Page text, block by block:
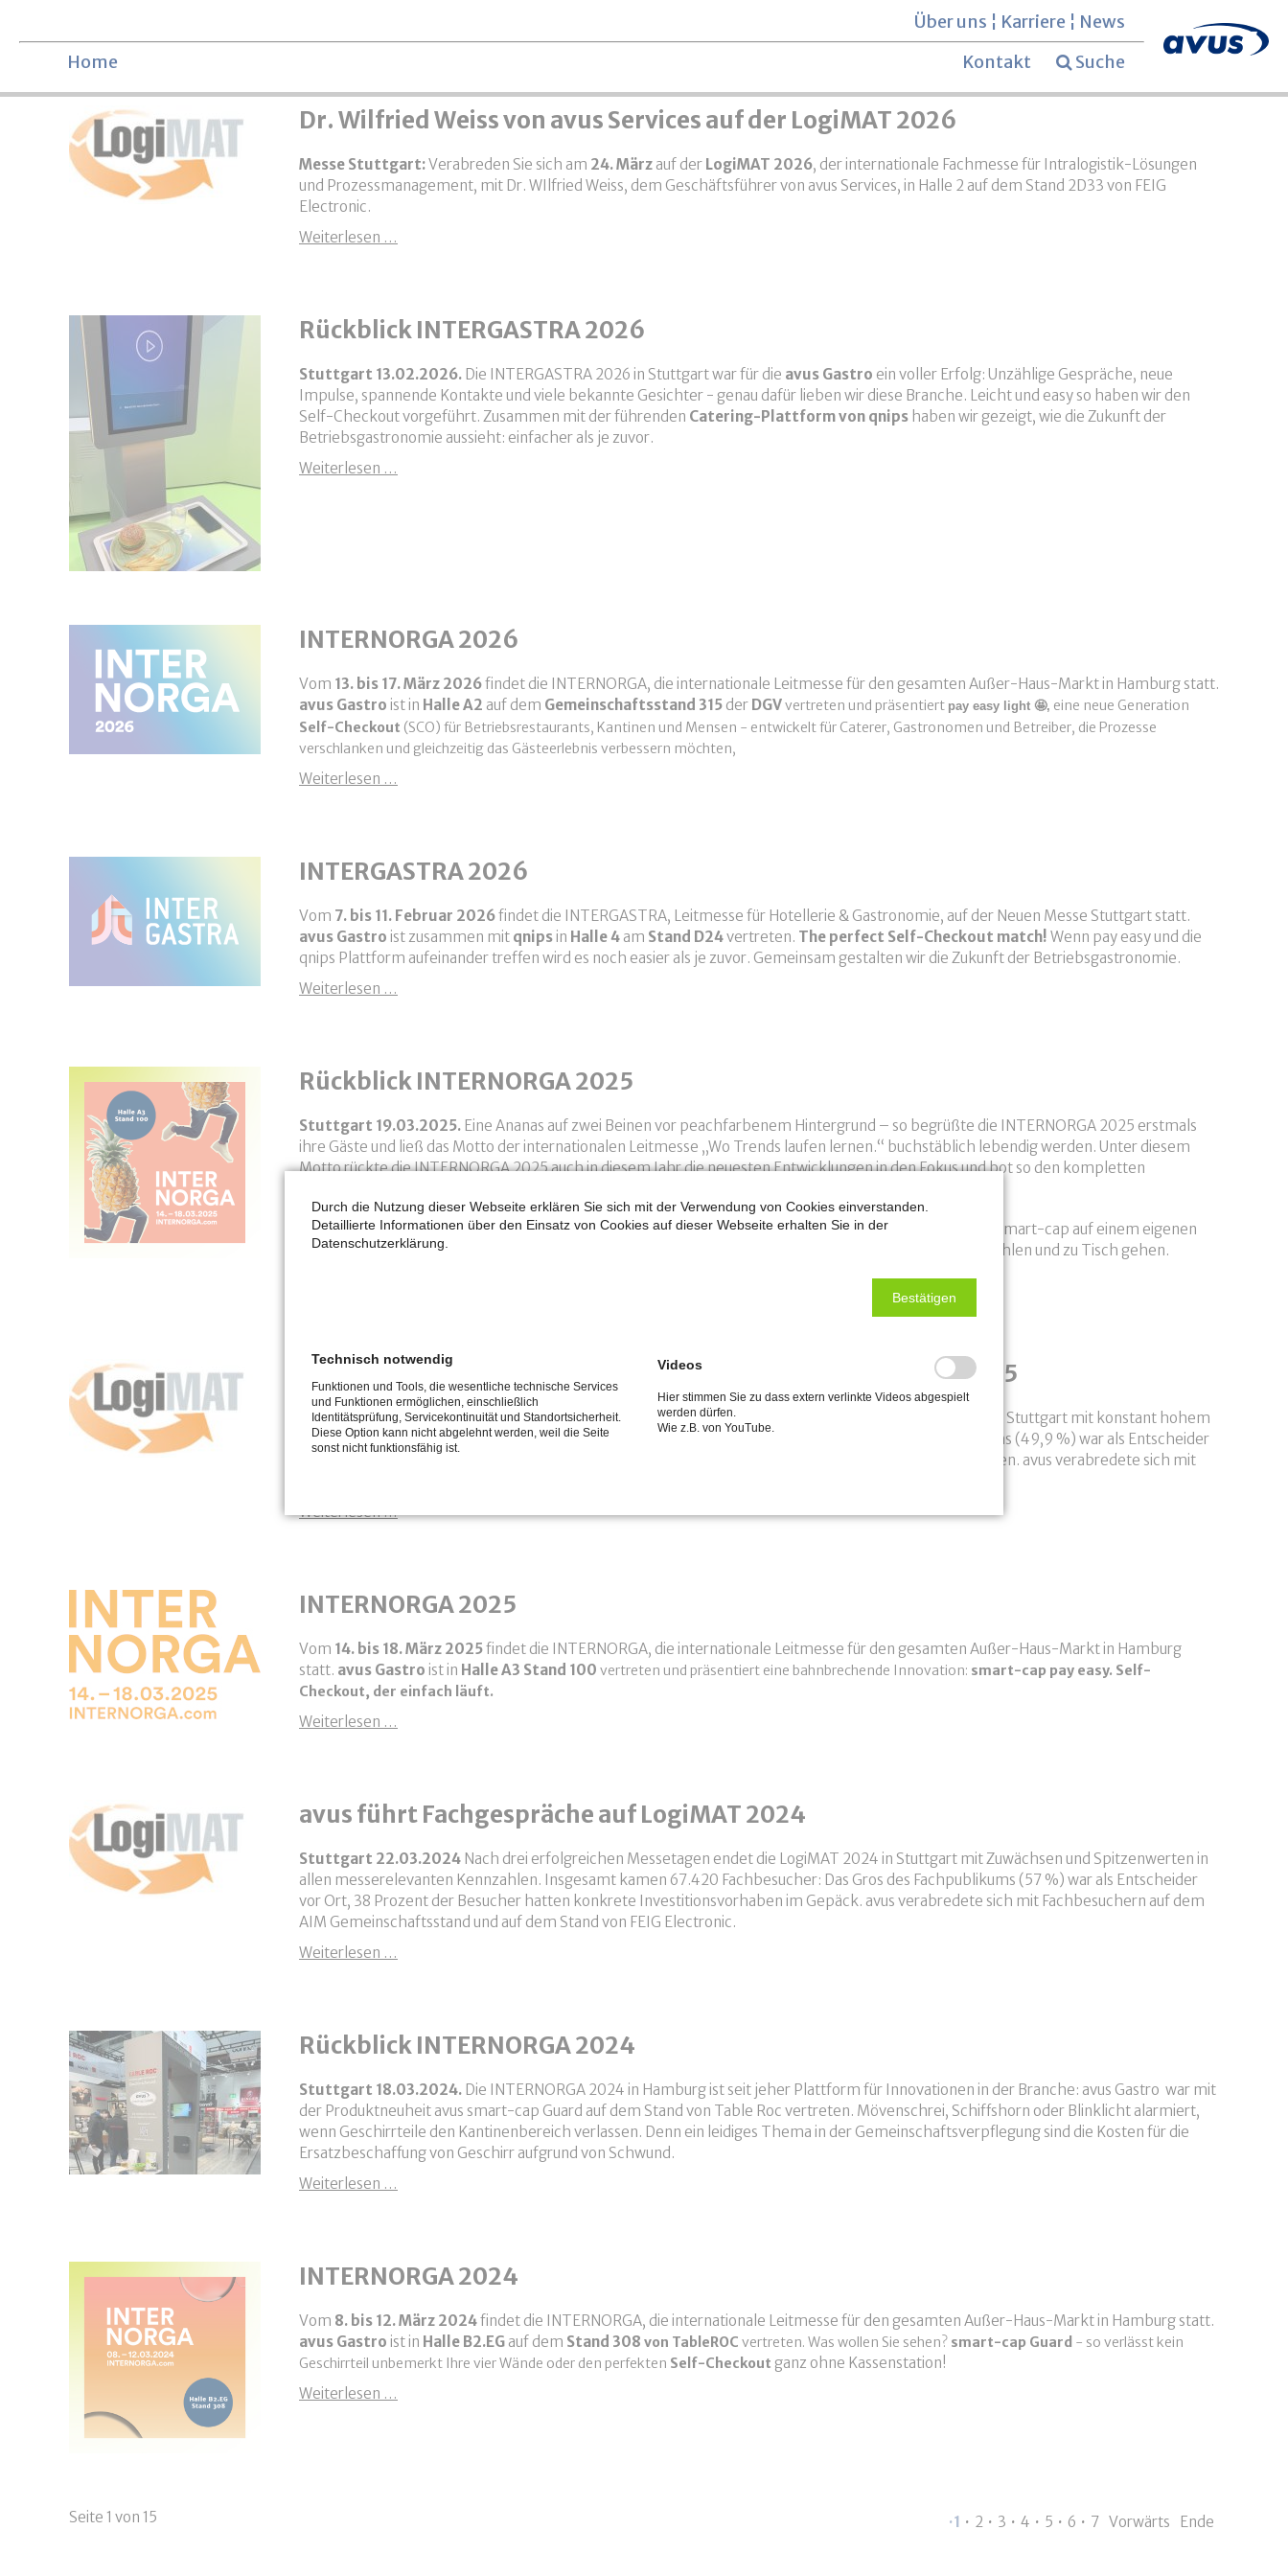
Über uns ¦ Karriere ¦ News
Navigation überspringen
Home Kontakt Suche
Dr. Wilfried Weiss von avus Services auf der LogiMAT 2026
Messe Stuttgart:Verabreden Sie sich am 24. März auf der LogiMAT 2026, der internationale Fachmesse für Intralogistik-Lösungen
und Prozessmanagement, mit Dr. WIlfried Weiss, dem Geschäftsführer von avus Services, in Halle 2 auf dem Stand 2D33 von FEIG
Electronic.
Weiterlesen …
Rückblick INTERGASTRA 2026
Stuttgart 13.02.2026. Die INTERGASTRA 2026 in Stuttgart war für die avus Gastro ein voller Erfolg: Unzählige Gespräche, neue
Impulse, spannende Kontakte und viele bekannte Gesichter - genau dafür lieben wir diese Branche. Leicht und easy so haben wir den
Self-Checkout vorgeführt. Zusammen mit der führenden Catering-Plattform von qnips haben wir gezeigt, wie die Zukunft der
Betriebsgastronomie aussieht: einfacher als je zuvor.
Weiterlesen …
INTERNORGA 2026
Vom 13. bis 17. März 2026findet die INTERNORGA, die internationale Leitmesse für den gesamten Außer-Haus-Markt in Hamburg statt.
avus Gastro ist in Halle A2 auf dem Gemeinschaftsstand 315 der DGVvertreten und präsentiert pay easy light 🤩, eine neue Generation
Self-Checkout (SCO) für Betriebsrestaurants, Kantinen und Mensen - entwickelt für Caterer, Gastronomen und Betreiber, die Prozesse
verschlanken und gleichzeitig das Gästeerlebnis verbessern möchten,
Weiterlesen …
INTERGASTRA 2026
Vom 7. bis 11. Februar 2026findet die INTERGASTRA, Leitmesse für Hotellerie & Gastronomie, auf der Neuen Messe Stuttgart statt.
avus Gastro ist zusammen mit qnips in Halle 4 am Stand D24vertreten. The perfect Self-Checkout match! Wenn pay easy und die
qnips Plattform aufeinander treffen wird es noch easier als je zuvor. Gemeinsam gestalten wir die Zukunft der Betriebsgastronomie.
Weiterlesen …
Rückblick INTERNORGA 2025
Stuttgart 19.03.2025. Eine Ananas auf zwei Beinen vor peachfarbenem Hintergrund – so begrüßte die INTERNORGA 2025 erstmals
ihre Gäste und ließ das Motto der internationalen Leitmesse „Wo Trends laufen lernen.“ buchstäblich lebendig werden. Unter diesem
Motto rückte die INTERNORGA 2025 auch in diesem Jahr die neuesten Entwicklungen in den Fokus und bot so den kompletten
Unter dem Motto "Let's meet for the future" war avus Gastro dieses Jahr mit der neuesten Variante von smart-cap auf einem eigenen
Messestand vertreten: Einfach Essen holen, an avus smart-cap pay easy vorbei laufen, automatisch bezahlen und zu Tisch gehen.
avus trifft Fachbesucher und Lieferanten auf der LogiMAT 2025
Stuttgart 14.03.2025Nach drei spannenden und erfolgreichen Messetagen endet die LogiMAT 2025 in Stuttgart mit konstant hohem
Publikumszuspruch. Insgesamt kamen 67.719 Fachbesucher (2024: 67.420). Die Hälft des Fachpublikums (49,9 %) war als Entscheider
vor Ort, 36,4 Prozent der Besucher informierten sich vor dem Hintergrund konkreter Investitionsvorhaben. avus verabredete sich mit
Weiterlesen …avus trifft Fachbesucher und Lieferanten auf der LogiMAT 2025
INTERNORGA 2025
Vom 14. bis 18. März 2025findet die INTERNORGA, die internationale Leitmesse für den gesamten Außer-Haus-Markt in Hamburg
statt. avus Gastro ist in Halle A3 Stand 100 vertreten und präsentiert eine bahnbrechende Innovation: smart-cap pay easy. Self-
Checkout, der einfach läuft.
Weiterlesen …
avus führt Fachgespräche auf LogiMAT 2024
Stuttgart 22.03.2024 Nach drei erfolgreichen Messetagen endet die LogiMAT 2024 in Stuttgart mit Zuwächsen und Spitzenwerten in
allen messerelevanten Kennzahlen. Insgesamt kamen 67.420 Fachbesucher: Das Gros des Fachpublikums (57 %) war als Entscheider
vor Ort, 38 Prozent der Besucher hatten konkrete Investitionsvorhaben im Gepäck. avus verabredete sich mit Fachbesuchern auf dem
AIM Gemeinschaftsstand und auf dem Stand von FEIG Electronic.
Weiterlesen …
Rückblick INTERNORGA 2024
Stuttgart 18.03.2024. Die INTERNORGA 2024 in Hamburg ist seit jeher Plattform für Innovationen in der Branche: avus Gastro war mit
der Produktneuheit avus smart-cap Guard auf dem Stand von Table Roc vertreten. Mövenschrei, Schiffshorn oder Blinklicht alarmiert,
wenn Geschirrteile den Kantinenbereich verlassen. Denn ein leidiges Thema in der Gemeinschaftsverpflegung sind die Kosten für die
Ersatzbeschaffung von Geschirr aufgrund von Schwund.
Weiterlesen …
INTERNORGA 2024
Vom 8. bis 12. März 2024findet die INTERNORGA, die internationale Leitmesse für den gesamten Außer-Haus-Markt in Hamburg statt.
avus Gastro ist in Halle B2.EG auf dem Stand 308 von TableROC vertreten. Was wollen Sie sehen? smart-cap Guard - so verlässt kein
Geschirrteil unbemerkt Ihre vier Wände oder den perfekten Self-Checkout ganz ohne Kassenstation!
Weiterlesen …
Seite 1 von 15 1 2 3 4 5 6 7 Vorwärts Ende
Durch die Nutzung dieser Webseite erklären Sie sich mit der Verwendung von Cookies einverstanden.
Detaillierte Informationen über den Einsatz von Cookies auf dieser Webseite erhalten Sie in der
Datenschutzerklärung.
Bestätigen
Technisch notwendig
Funktionen und Tools, die wesentliche technische Services
und Funktionen ermöglichen, einschließlich
Identitätsprüfung, Servicekontinuität und Standortsicherheit.
Diese Option kann nicht abgelehnt werden, weil die Seite
sonst nicht funktionsfähig ist.
Videos
Hier stimmen Sie zu dass extern verlinkte Videos abgespielt
werden dürfen.
Wie z.B. von YouTube.